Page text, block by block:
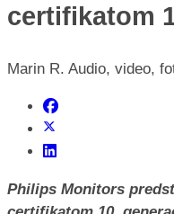
certifikatom
Marin R. Audio, video,
Philips Monitors